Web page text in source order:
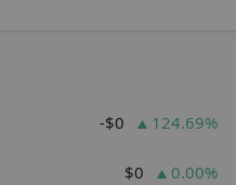
-$0 124.69%
$0 0.00%